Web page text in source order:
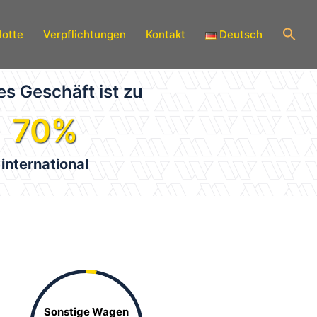
Verpflichtungen Kontakt Deutsch
Geschäft ist zu
international
70%
Sonstige Wagen